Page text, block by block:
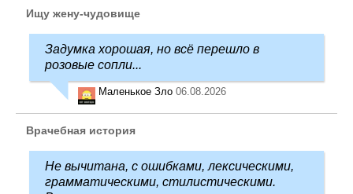
Ищу жену-чудовище
Задумка хорошая, но всё перешло в
розовые сопли...
Маленькое Зло 06.08.2026
Врачебная история
Не вычитана, с ошибками, лексическими,
грамматическими, стилистическими.